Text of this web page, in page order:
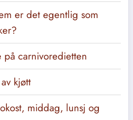
er det egentlig som
på carnivoredietten
kjøtt
middag, lunsj og